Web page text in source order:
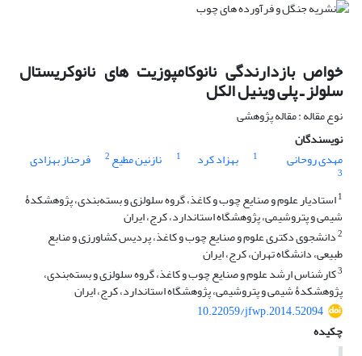
خواص بازدارندگی نانوکامپوزیت‏ های نانوکریستال
سلولز ـ پلی ‏وینیل ‏الکل
نوع مقاله : مقاله پژوهشی
نویسندگان
مهدی روحانی
1 بهزاد کرد 1 نازنین مطیع 2 فرحناز بهزادی
3
1استادیار علوم و صنایع چوب و کاغذ، گروه سلولزی و بسته‌بندی، پژوهشکدۀ
شیمی و پتروشیمی، پژوهشگاه استاندارد، کرج، ایران
2دانشجوی دکتری علوم و صنایع چوب و کاغذ، پردیس کشاورزی و منابع
طبیعی، دانشگاه تهران، کرج، ایران
3کارشناس ارشد علوم و صنایع چوب و کاغذ، گروه سلولزی و بسته‌بندی،
پژوهشکدۀ شیمی و پتروشیمی، پژوهشگاه استاندارد، کرج، ایران
10.22059/jfwp.2014.52094
چکیده